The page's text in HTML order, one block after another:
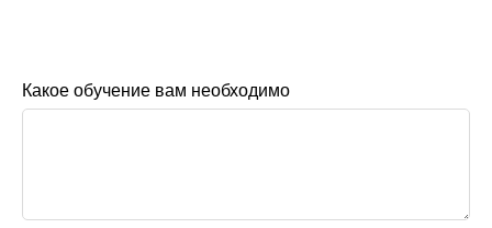
Какое обучение вам необходимо